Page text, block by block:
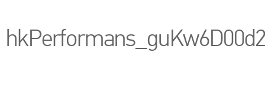
hkPerformans_guKw6D00d2